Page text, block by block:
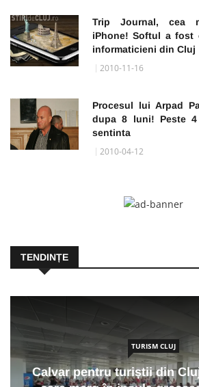
Trip Journal, cea
iPhone! Softul a fost
informaticieni din Cluj
2010-11-16
Procesul lui Arpad
dupa 8 luni! Peste
sentinta
2010-04-12
TENDINȚE
TURISM CLUJ
Calvar pentru turiștii din